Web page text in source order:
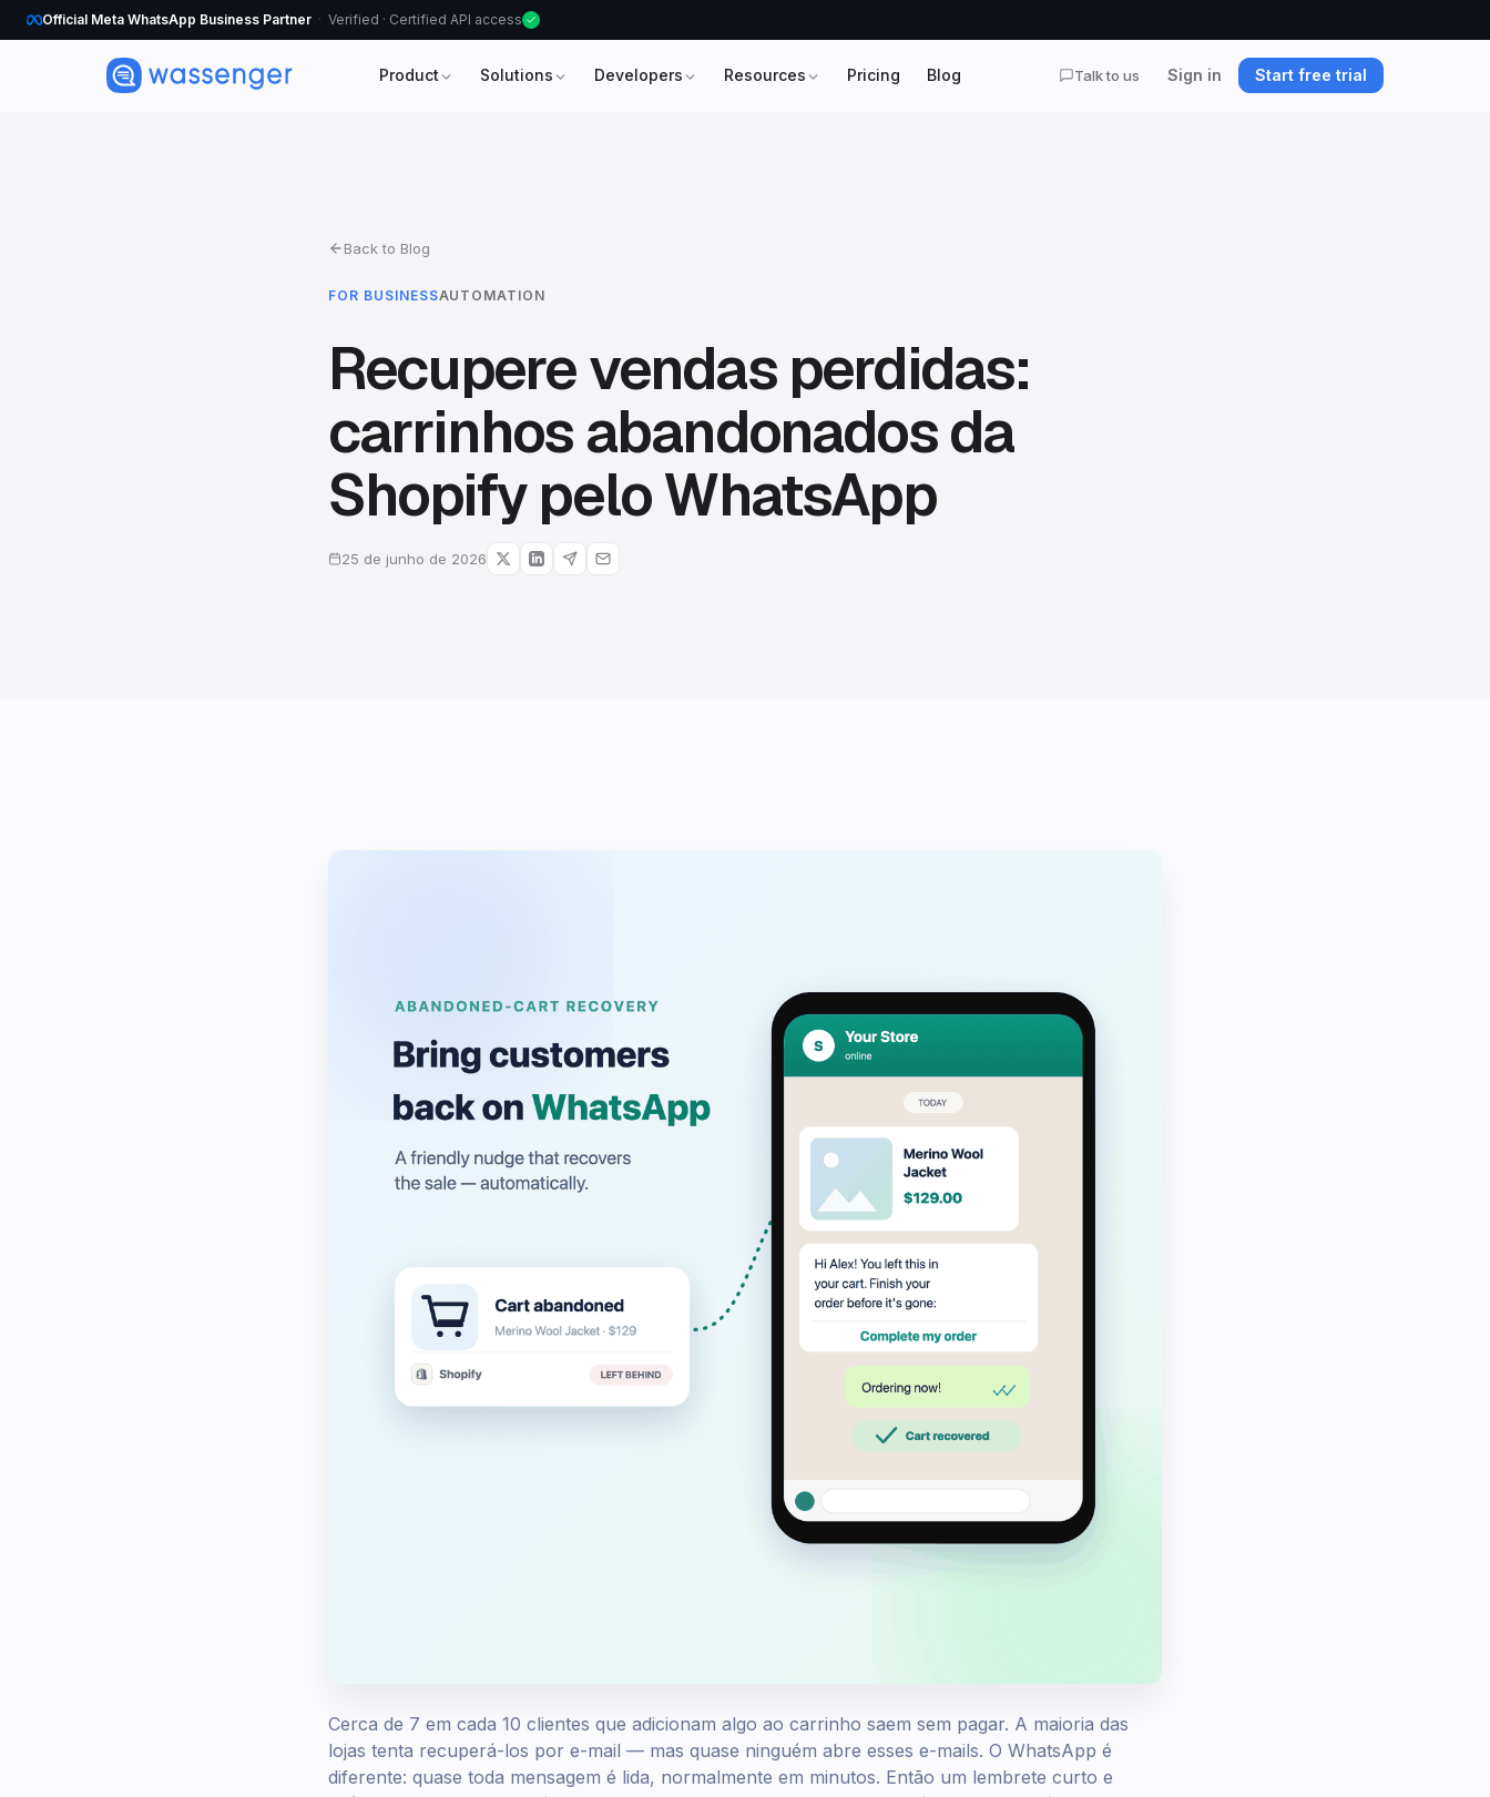
Official Meta WhatsApp Business Partner Verified · Certified API access
Product Solutions Developers Resources Pricing Blog Talk to us Sign in Start free trial
Back to Blog
FOR BUSINESSAUTOMATION
Recupere vendas perdidas:
carrinhos abandonados da
Shopify pelo WhatsApp
25 de junho de 2026
Cerca de 7 em cada 10 clientes que adicionam algo ao carrinho saem sem pagar. A maioria das
lojas tenta recuperá-los por e-mail — mas quase ninguém abre esses e-mails. O WhatsApp é
diferente: quase toda mensagem é lida, normalmente em minutos. Então um lembrete curto e